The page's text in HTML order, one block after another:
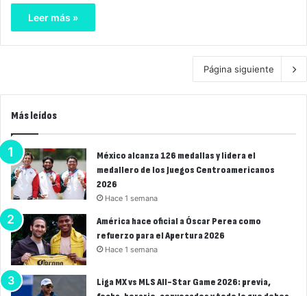
Leer más »
Página siguiente
Más leídos
México alcanza 126 medallas y lidera el
medallero de los Juegos Centroamericanos
2026
Hace 1 semana
América hace oficial a Óscar Perea como
refuerzo para el Apertura 2026
Hace 1 semana
Liga MX vs MLS All-Star Game 2026: previa,